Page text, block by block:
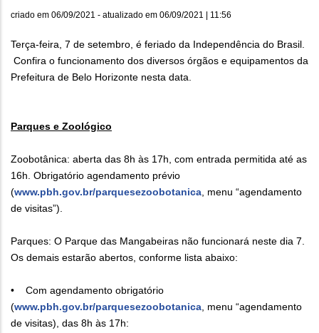
criado em 06/09/2021 - atualizado em 06/09/2021 | 11:56
Terça-feira, 7 de setembro, é feriado da Independência do Brasil.
Confira o funcionamento dos diversos órgãos e equipamentos da
Prefeitura de Belo Horizonte nesta data.
Parques e Zoológico
Zoobotânica: aberta das 8h às 17h, com entrada permitida até as
16h. Obrigatório agendamento prévio
(www.pbh.gov.br/parquesezoobotanica, menu “agendamento
de visitas”).
Parques: O Parque das Mangabeiras não funcionará neste dia 7.
Os demais estarão abertos, conforme lista abaixo:
• Com agendamento obrigatório
(www.pbh.gov.br/parquesezoobotanica, menu “agendamento
de visitas), das 8h às 17h: